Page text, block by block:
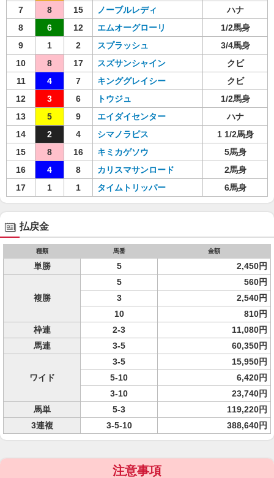
7
8 15 ノーブルレディ
ハナ
8
6 12 エムオーグローリ
1/2馬身
9
1 2 スプラッシュ
3/4馬身
10
8 17 スズサンシャイン
クビ
11
4 7 キンググレイシー
クビ
12
3 6 トウジュ
1/2馬身
13
5 9 エイダイセンター
ハナ
14
2 4 シマノラピス
1 1/2馬身
15
8 16 キミカゲソウ
5馬身
16
4 8 カリスマサンロード
2馬身
17
1 1 タイムトリッパー 6馬身
払戻金
種類 馬番 金額
単勝 5 2,450円
複勝
5
560円
3
2,540円
10
810円
枠連
2-3
11,080円
馬連
3-5 60,350円
ワイド
3-5
15,950円
5-10
6,420円
3-10
23,740円
馬単
5-3
119,220円
3連複
3-5-10 388,640円
注意事項